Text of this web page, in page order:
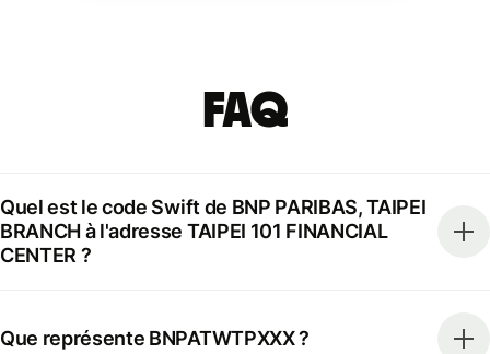
FAQ
Quel est le code Swift de BNP PARIBAS, TAIPEI
BRANCH à l'adresse TAIPEI 101 FINANCIAL
CENTER ?
Que représente BNPATWTPXXX ?